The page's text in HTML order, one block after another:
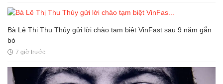
Bà Lê Thị Thu Thủy gửi lời chào tạm biệt VinFast sau 9 năm gắn
bó
7 giờ trước